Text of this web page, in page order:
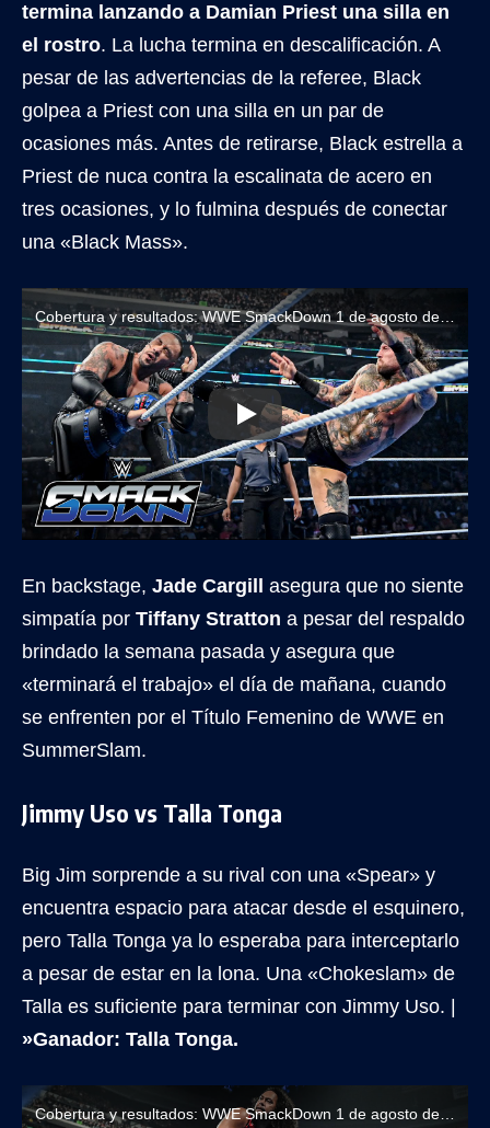
termina lanzando a Damian Priest una silla en
el rostro. La lucha termina en descalificación. A
pesar de las advertencias de la referee, Black
golpea a Priest con una silla en un par de
ocasiones más. Antes de retirarse, Black estrella a
Priest de nuca contra la escalinata de acero en
tres ocasiones, y lo fulmina después de conectar
una «Black Mass».
En backstage, Jade Cargill asegura que no siente
simpatía por Tiffany Stratton a pesar del respaldo
brindado la semana pasada y asegura que
«terminará el trabajo» el día de mañana, cuando
se enfrenten por el Título Femenino de WWE en
SummerSlam.
Jimmy Uso vs Talla Tonga
Big Jim sorprende a su rival con una «Spear» y
encuentra espacio para atacar desde el esquinero,
pero Talla Tonga ya lo esperaba para interceptarlo
a pesar de estar en la lona. Una «Chokeslam» de
Talla es suficiente para terminar con Jimmy Uso. |
»Ganador: Talla Tonga.